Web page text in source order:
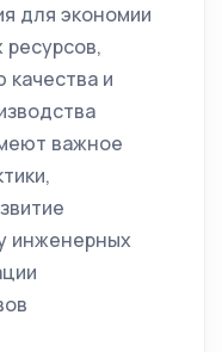
для экономии
ресурсов,
и
важное
инженерных